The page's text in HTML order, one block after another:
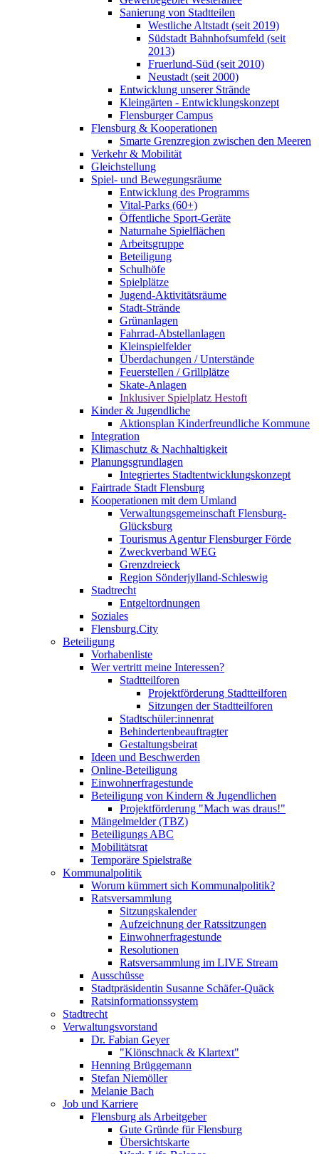
Sanierung von Stadtteilen
Westliche Altstadt (seit 2019)
Südstadt Bahnhofsumfeld (seit
2013)
Fruerlund-Süd (seit 2010)
Neustadt (seit 2000)
Entwicklung unserer Strände
Kleingärten - Entwicklungskonzept
Flensburger Campus
Flensburg & Kooperationen
Smarte Grenzregion zwischen den Meeren
Verkehr & Mobilität
Gleichstellung
Spiel- und Bewegungsräume
Entwicklung des Programms
Vital-Parks (60+)
Öffentliche Sport-Geräte
Naturnahe Spielflächen
Arbeitsgruppe
Beteiligung
Schulhöfe
Spielplätze
Jugend-Aktivitätsräume
Stadt-Strände
Grünanlagen
Fahrrad-Abstellanlagen
Kleinspielfelder
Überdachungen / Unterstände
Feuerstellen / Grillplätze
Skate-Anlagen
Inklusiver Spielplatz Hestoft
Kinder & Jugendliche
Aktionsplan Kinderfreundliche Kommune
Integration
Klimaschutz & Nachhaltigkeit
Planungsgrundlagen
Integriertes Stadtentwicklungskonzept
Fairtrade Stadt Flensburg
Kooperationen mit dem Umland
Verwaltungsgemeinschaft Flensburg-
Glücksburg
Tourismus Agentur Flensburger Förde
Zweckverband WEG
Grenzdreieck
Region Sönderjylland-Schleswig
Stadtrecht
Entgeltordnungen
Soziales
Flensburg.City
Beteiligung
Vorhabenliste
Wer vertritt meine Interessen?
Stadtteilforen
Projektförderung Stadtteilforen
Sitzungen der Stadtteilforen
Stadtschüler:innenrat
Behindertenbeauftragter
Gestaltungsbeirat
Ideen und Beschwerden
Online-Beteiligung
Einwohnerfragestunde
Beteiligung von Kindern & Jugendlichen
Projektförderung "Mach was draus!"
Mängelmelder (TBZ)
Beteiligungs ABC
Mobilitätsrat
Temporäre Spielstraße
Kommunalpolitik
Worum kümmert sich Kommunalpolitik?
Ratsversammlung
Sitzungskalender
Aufzeichnung der Ratssitzungen
Einwohnerfragestunde
Resolutionen
Ratsversammlung im LIVE Stream
Ausschüsse
Stadtpräsidentin Susanne Schäfer-Quäck
Ratsinformationssystem
Stadtrecht
Verwaltungsvorstand
Dr. Fabian Geyer
"Klönschnack & Klartext"
Henning Brüggemann
Stefan Niemöller
Melanie Bach
Job und Karriere
Flensburg als Arbeitgeber
Gute Gründe für Flensburg
Übersichtskarte